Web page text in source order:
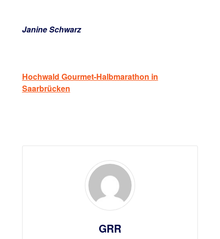
Janine Schwarz
Hochwald Gourmet-Halbmarathon in
Saarbrücken
GRR